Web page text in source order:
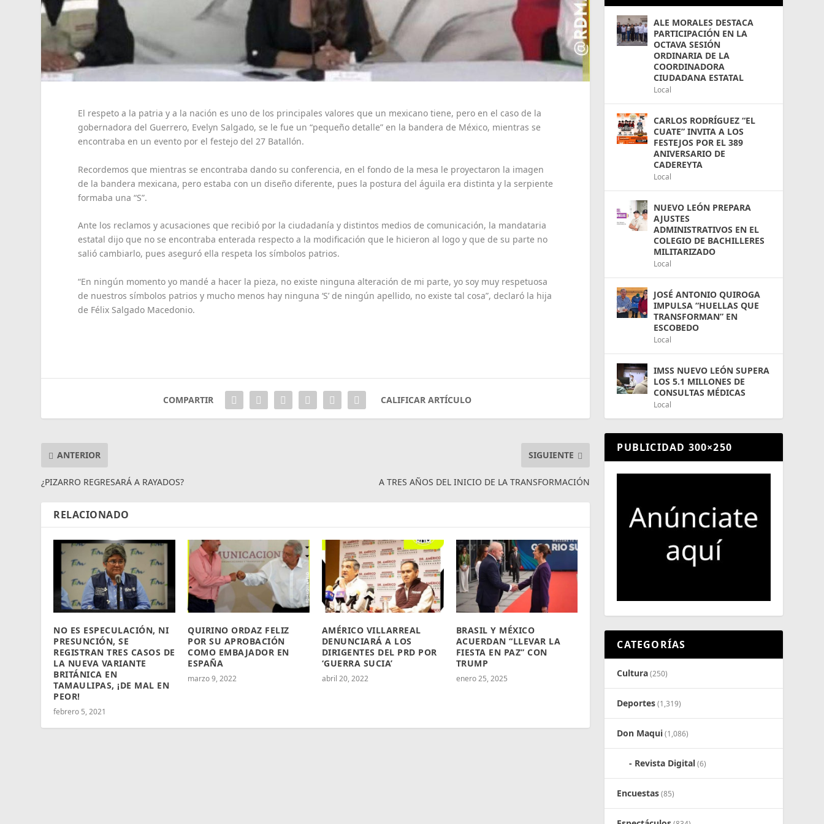
El respeto a la patria y a la nación es uno de los principales valores que un mexicano tiene, pero en el caso de la
gobernadora del Guerrero, Evelyn Salgado, se le fue un “pequeño detalle” en la bandera de México, mientras se
encontraba en un evento por el festejo del 27 Batallón.
Recordemos que mientras se encontraba dando su conferencia, en el fondo de la mesa le proyectaron la imagen
de la bandera mexicana, pero estaba con un diseño diferente, pues la postura del águila era distinta y la serpiente
formaba una “S”.
Ante los reclamos y acusaciones que recibió por la ciudadanía y distintos medios de comunicación, la mandataria
estatal dijo que no se encontraba enterada respecto a la modificación que le hicieron al logo y que de su parte no
salió cambiarlo, pues aseguró ella respeta los símbolos patrios.
“En ningún momento yo mandé a hacer la pieza, no existe ninguna alteración de mi parte, yo soy muy respetuosa
de nuestros símbolos patrios y mucho menos hay ninguna ‘S’ de ningún apellido, no existe tal cosa”, declaró la hija
de Félix Salgado Macedonio.
COMPARTIR CALIFICAR ARTÍCULO
ANTERIOR
¿PIZARRO REGRESARÁ A RAYADOS?
SIGUIENTE
A TRES AÑOS DEL INICIO DE LA TRANSFORMACIÓN
RELACIONADO
NO ES ESPECULACIÓN, NI
PRESUNCIÓN, SE
REGISTRAN TRES CASOS DE
LA NUEVA VARIANTE
BRITÁNICA EN
TAMAULIPAS, ¡DE MAL EN
PEOR!
febrero 5, 2021
QUIRINO ORDAZ FELIZ
POR SU APROBACIÓN
COMO EMBAJADOR EN
ESPAÑA
marzo 9, 2022
AMÉRICO VILLARREAL
DENUNCIARÁ A LOS
DIRIGENTES DEL PRD POR
‘GUERRA SUCIA’
abril 20, 2022
BRASIL Y MÉXICO
ACUERDAN “LLEVAR LA
FIESTA EN PAZ” CON
TRUMP
enero 25, 2025
ALE MORALES DESTACA
PARTICIPACIÓN EN LA
OCTAVA SESIÓN
ORDINARIA DE LA
COORDINADORA
CIUDADANA ESTATAL
Local
CARLOS RODRÍGUEZ “EL
CUATE” INVITA A LOS
FESTEJOS POR EL 389
ANIVERSARIO DE
CADEREYTA
Local
NUEVO LEÓN PREPARA
AJUSTES
ADMINISTRATIVOS EN EL
COLEGIO DE BACHILLERES
MILITARIZADO
Local
JOSÉ ANTONIO QUIROGA
IMPULSA “HUELLAS QUE
TRANSFORMAN” EN
ESCOBEDO
Local
IMSS NUEVO LEÓN SUPERA
LOS 5.1 MILLONES DE
CONSULTAS MÉDICAS
Local
PUBLICIDAD 300×250
CATEGORÍAS
Cultura(250)
Deportes(1,319)
Don Maqui(1,086)
Revista Digital(6)
Encuestas(85)